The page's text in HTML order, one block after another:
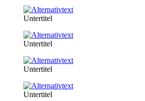
Untertitel
Untertitel
Untertitel
Untertitel